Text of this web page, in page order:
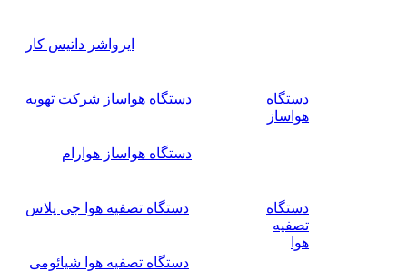
ایرواشر داتیس کار
دستگاه
هواساز
دستگاه هواساز شرکت تهویه
دستگاه هواساز هوارام
دستگاه
تصفیه
هوا
دستگاه تصفیه هوا جی پلاس
دستگاه تصفیه هوا شیائومی